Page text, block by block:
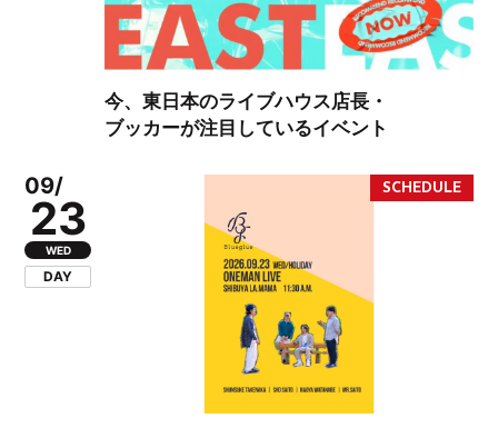
今、東日本のライブハウス店長・
ブッカーが注目しているイベント
09/
23
WED
DAY